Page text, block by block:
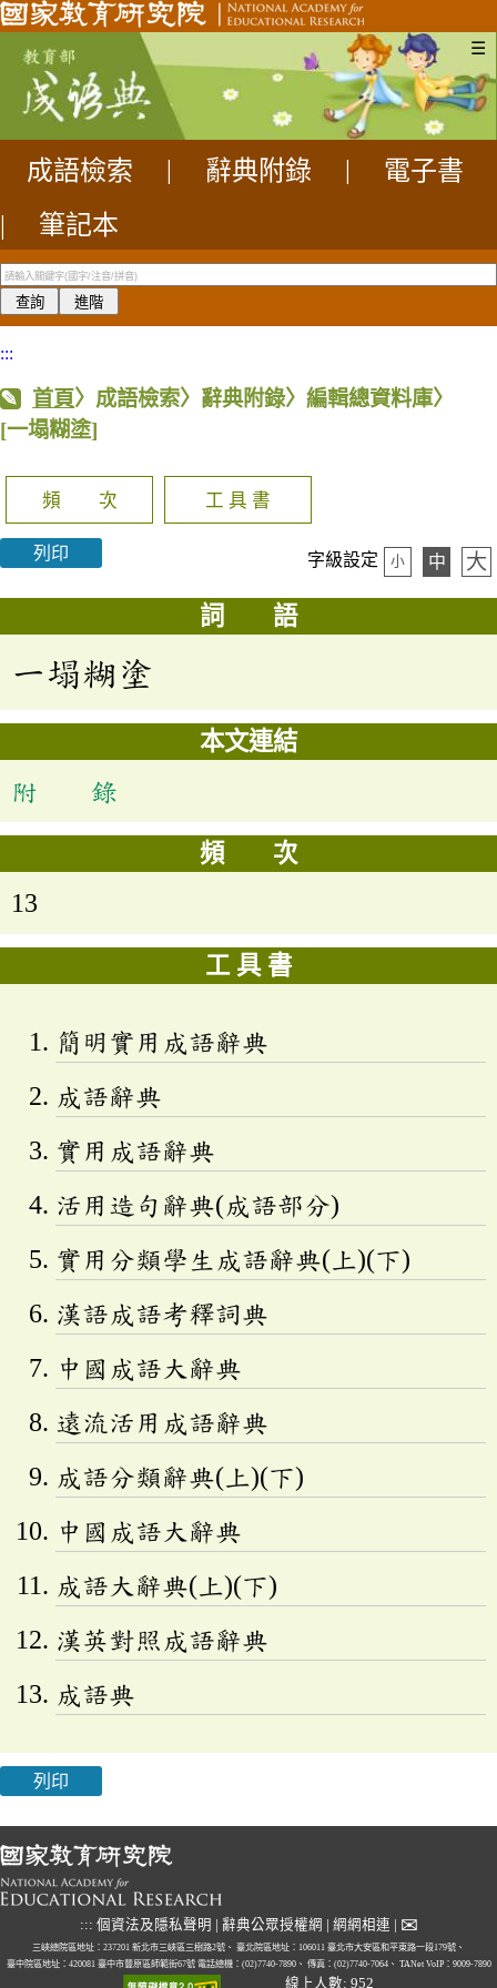
☰
成語檢索 辭典附錄
電子書
|
筆記本
:::
首頁〉成語檢索〉辭典附錄〉編輯總資料庫〉
[一塌糊塗]
頻 次 工 具 書
列印 字級設定 小 中 大
詞 語
一塌糊塗
本文連結
附 錄
頻 次
13
工 具 書
簡明實用成語辭典
成語辭典
實用成語辭典
活用造句辭典(成語部分)
實用分類學生成語辭典(上)(下)
漢語成語考釋詞典
中國成語大辭典
遠流活用成語辭典
成語分類辭典(上)(下)
中國成語大辭典
成語大辭典(上)(下)
漢英對照成語辭典
成語典
列印
::: 個資法及隱私聲明 辭典公眾授權網 網網相連 ✉
三峽總院區地址：237201 新北市三峽區三樹路2號、 臺北院區地址：106011 臺北市大安區和平東路一段179號、
臺中院區地址：420081 臺中市豐原區師範街67號 電話總機：(02)7740-7890、 傳真：(02)7740-7064、 TANet VoIP：9009-7890
線上人數: 952